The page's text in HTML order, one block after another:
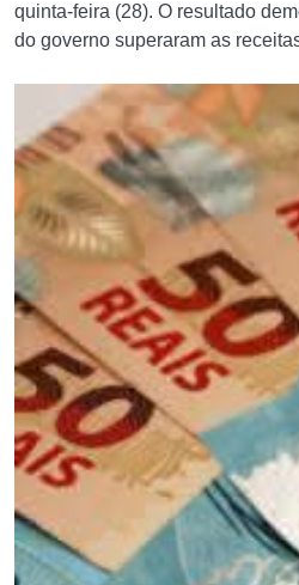
quinta-feira (28). O resultado
do governo superaram as